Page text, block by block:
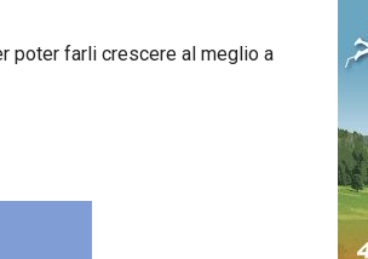
poter farli crescere al meglio a